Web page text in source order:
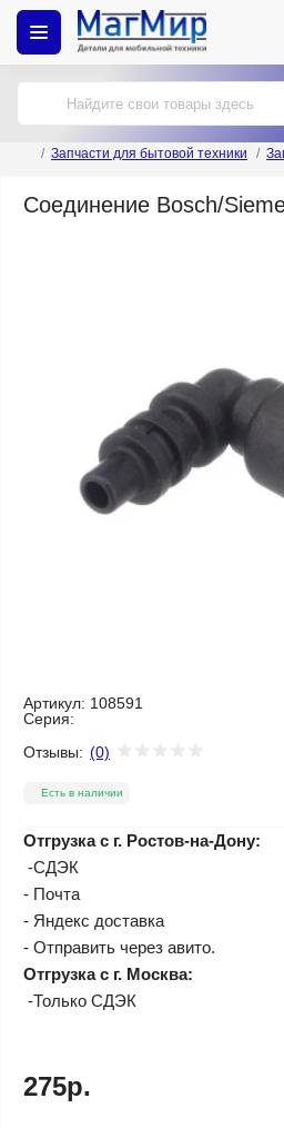
Запчасти для бытовой техники
Cоединение Bosch/
Артикул: 108591
Серия:
Отзывы: (0)
Есть в наличии
Отгрузка с г. Ростов-на-Дону:
-СДЭК
- Почта
- Яндекс доставка
- Отправить через авито.
Отгрузка с г. Москва:
-Только СДЭК
275р.